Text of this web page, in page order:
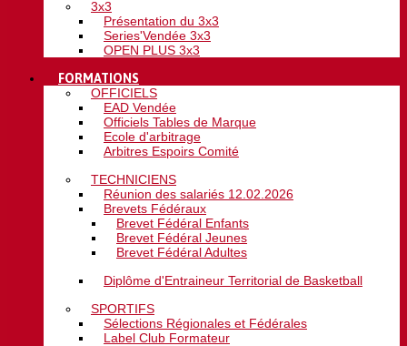
3x3
Présentation du 3x3
Series'Vendée 3x3
OPEN PLUS 3x3
FORMATIONS
OFFICIELS
EAD Vendée
Officiels Tables de Marque
Ecole d'arbitrage
Arbitres Espoirs Comité
TECHNICIENS
Réunion des salariés 12.02.2026
Brevets Fédéraux
Brevet Fédéral Enfants
Brevet Fédéral Jeunes
Brevet Fédéral Adultes
Diplôme d'Entraineur Territorial de Basketball
SPORTIFS
Sélections Régionales et Fédérales
Label Club Formateur